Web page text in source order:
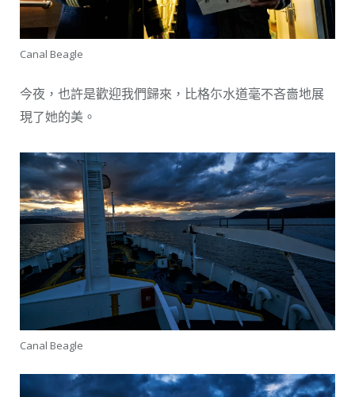
Canal Beagle
今夜，也許是歡迎我們歸來，比格尓水道毫不吝嗇地展
現了她的美。
Canal Beagle